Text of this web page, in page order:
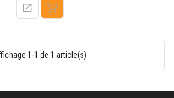
base
1-1 de 1 article(s)